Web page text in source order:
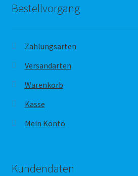
Bestellvorgang
Zahlungsarten
Versandarten
Warenkorb
Kasse
Mein Konto
Kundendaten